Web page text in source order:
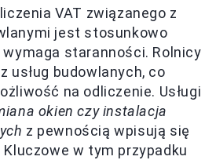
VAT związanego z
jest stosunkowo
staranności. Rolnicy
usług budowlanych, co
na odliczenie. Usługi
okien czy instalacja
z pewnością wpisują się
w tym przypadku